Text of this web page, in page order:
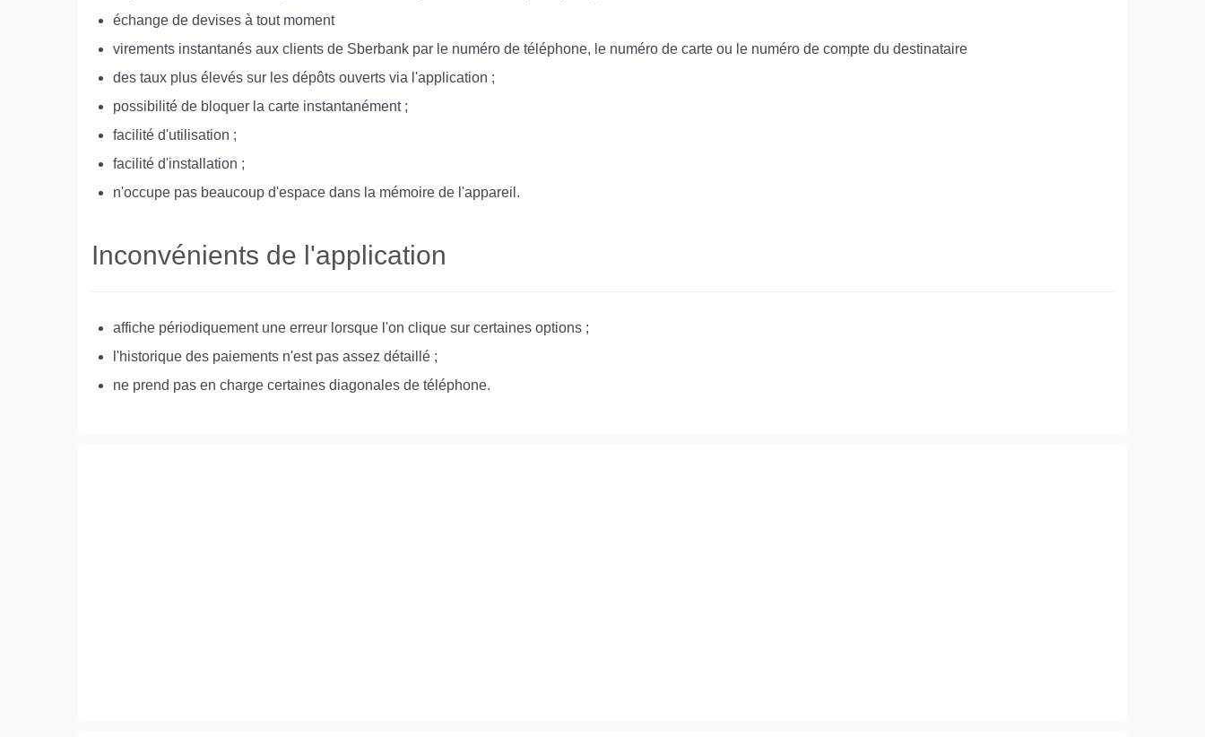
échange de devises à tout moment
virements instantanés aux clients de Sberbank par le numéro de téléphone, le numéro de carte ou le numéro de compte du destinataire
des taux plus élevés sur les dépôts ouverts via l'application ;
possibilité de bloquer la carte instantanément ;
facilité d'utilisation ;
facilité d'installation ;
n'occupe pas beaucoup d'espace dans la mémoire de l'appareil.
Inconvénients de l'application
affiche périodiquement une erreur lorsque l'on clique sur certaines options ;
l'historique des paiements n'est pas assez détaillé ;
ne prend pas en charge certaines diagonales de téléphone.